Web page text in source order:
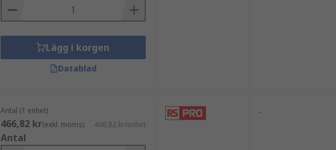
Lägg i korgen
Datablad
Antal (1 enhet)
466,82 kr(exkl. moms) 466,82 kr/enhet
Antal
-